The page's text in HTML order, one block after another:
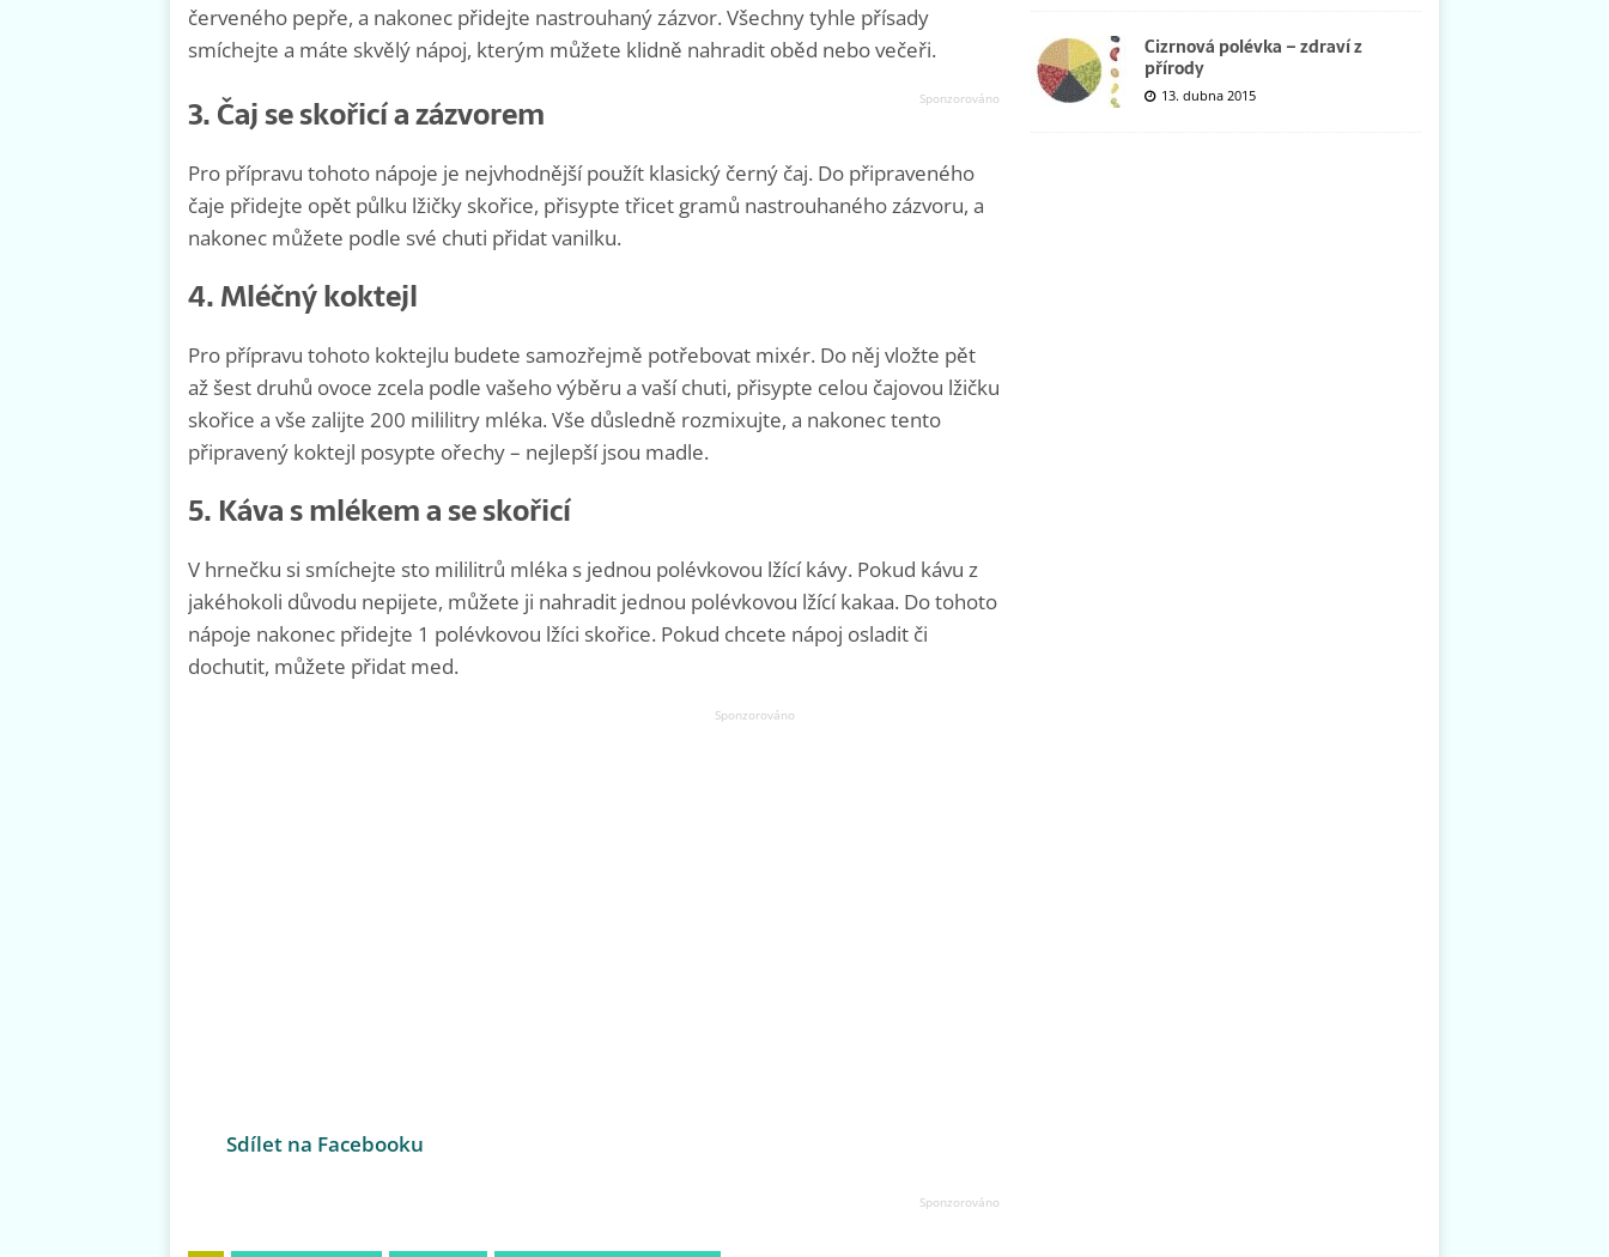
červeného pepře, a nakonec přidejte nastrouhaný zázvor. Všechny tyhle přísady
smíchejte a máte skvělý nápoj, kterým můžete klidně nahradit oběd nebo večeři.
3. Čaj se skořicí a zázvorem
Pro přípravu tohoto nápoje je nejvhodnější použít klasický černý čaj. Do připraveného
čaje přidejte opět půlku lžičky skořice, přisypte třicet gramů nastrouhaného zázvoru, a
nakonec můžete podle své chuti přidat vanilku.
4. Mléčný koktejl
Pro přípravu tohoto koktejlu budete samozřejmě potřebovat mixér. Do něj vložte pět
až šest druhů ovoce zcela podle vašeho výběru a vaší chuti, přisypte celou čajovou lžičku
skořice a vše zalijte 200 mililitry mléka. Vše důsledně rozmixujte, a nakonec tento
připravený koktejl posypte ořechy – nejlepší jsou madle.
5. Káva s mlékem a se skořicí
V hrnečku si smíchejte sto mililitrů mléka s jednou polévkovou lžící kávy. Pokud kávu z
jakéhokoli důvodu nepijete, můžete ji nahradit jednou polévkovou lžící kakaa. Do tohoto
nápoje nakonec přidejte 1 polévkovou lžíci skořice. Pokud chcete nápoj osladit či
dochutit, můžete přidat med.
Sdílet na Facebooku
Cizrnová polévka – zdraví z
přírody
13. dubna 2015